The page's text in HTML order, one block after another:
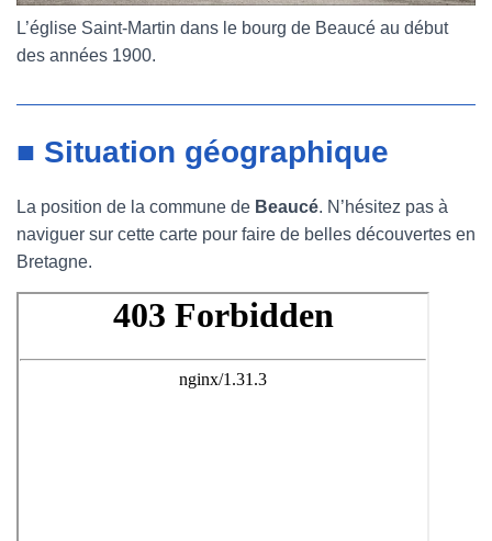
L’église Saint-Martin dans le bourg de Beaucé au début
des années 1900.
■ Situation géographique
La position de la commune de Beaucé. N’hésitez pas à
naviguer sur cette carte pour faire de belles découvertes en
Bretagne.